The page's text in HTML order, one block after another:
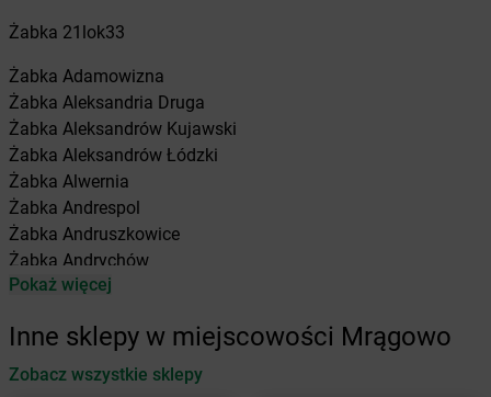
Żabka 21lok33
Żabka Adamowizna
Żabka Aleksandria Druga
Żabka Aleksandrów Kujawski
Żabka Aleksandrów Łódzki
Żabka Alwernia
Żabka Andrespol
Żabka Andruszkowice
Żabka Andrychów
Żabka Antonie
Żabka Automat
Żabka Babica
Pokaż więcej
Inne sklepy w miejscowości Mrągowo
Zobacz wszystkie sklepy